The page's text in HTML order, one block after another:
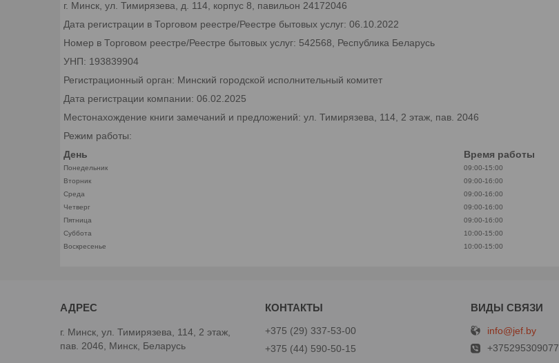
г. Минск, ул. Тимирязева, д. 114, корпус 8, павильон 24172046
Дата регистрации в Торговом реестре/Реестре бытовых услуг: 06.10.2022
Номер в Торговом реестре/Реестре бытовых услуг: 542568, Республика Беларусь
УНП: 193839904
Регистрационный орган: Минский городской исполнительный комитет
Дата регистрации компании: 06.02.2025
Местонахождение книги замечаний и предложений: ул. Тимирязева, 114, 2 этаж, пав. 2046
Режим работы:
День
Время работы
Понедельник
09:00-15:00
Вторник
09:00-16:00
Среда
09:00-16:00
Четверг
09:00-16:00
Пятница
09:00-16:00
Суббота
10:00-15:00
Воскресенье
10:00-15:00
г. Минск, ул. Тимирязева, 114, 2 этаж,
пав. 2046, Минск, Беларусь
+375 (29) 337-53-00
+375 (44) 590-50-15
info@jef.by
+375295309077